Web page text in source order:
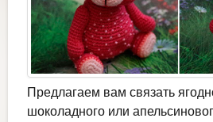
Предлагаем вам связать
шоколадного или